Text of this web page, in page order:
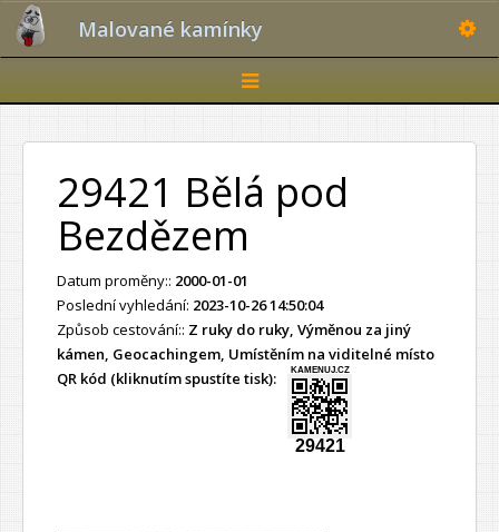
Malované kamínky
Toggle
navigation
29421 Bělá pod
Bezdězem
Datum proměny:: 2000-01-01
Poslední vyhledání: 2023-10-26 14:50:04
Způsob cestování:: Z ruky do ruky, Výměnou za jiný
kámen, Geocachingem, Umístěním na viditelné místo
QR kód (kliknutím spustíte tisk):
KAMENUJ.CZ
29421